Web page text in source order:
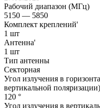
Рабочий диапазон (МГц)
5150 — 5850
Комплект креплений'
1 шт
Антенна'
1 шт
Тип антенны
Секторная
Угол излучения в
вертикальной поляризации)
120 °
Угол излучения в